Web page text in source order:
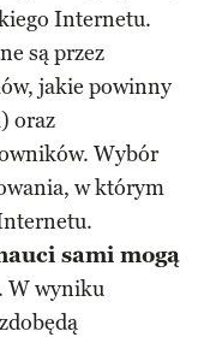
Internetu.
są przez
jakie powinny
oraz
Wybór
w którym
sami mogą
W wyniku